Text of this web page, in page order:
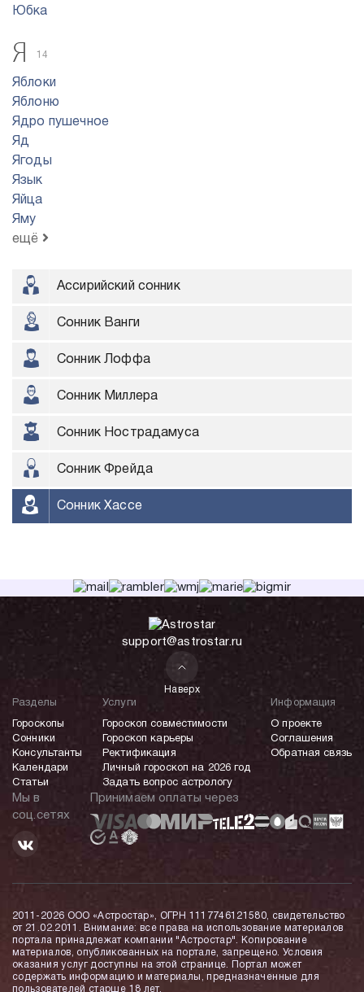
Юбка
Я 14
Яблоки
Яблоню
Ядро пyшeчнoe
Яд
Ягоды
Язык
Яйца
Яму
ещё
Ассирийский сонник
Сонник Ванги
Сонник Лоффа
Сонник Миллера
Сонник Нострадамуса
Сонник Фрейда
Сонник Хассе
support@astrostar.ru
Наверх
Разделы
Гороскопы
Сонники
Консультанты
Календари
Статьи
Услуги
Гороскоп совместимости
Гороскоп карьеры
Ректификация
Личный гороскоп на 2026 год
Задать вопрос астрологу
Информация
О проекте
Соглашения
Обратная связь
Мы в
соц.сетях
Принимаем оплаты через
2011-2026 ООО «Астростар», ОГРН 1117746121580, свидетельство
от 21.02.2011. Внимание: все права на использование материалов
портала принадлежат компании "Астростар". Копирование
материалов, опубликованных на портале, запрещено. Условия
оказания услуг доступны на этой странице. Портал может
содержать информацию и материалы, предназначенные для
пользователей старше 18 лет.